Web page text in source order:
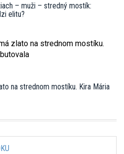
– muži – stredný mostík:
elitu?
na strednom mostíku. Kira Mária